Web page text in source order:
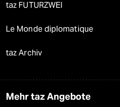
taz FUTURZWEI
Le Monde diplomatique
taz Archiv
Mehr taz Angebote